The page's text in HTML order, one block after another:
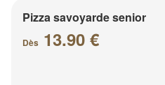
Pizza savoyarde senior
Dès 13.90 €